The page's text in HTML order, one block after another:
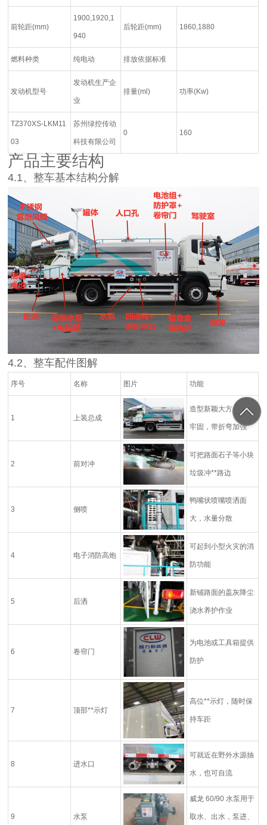
前轮距(mm)
1900,1920,1
940
后轮距(mm) 1860,1880
燃料种类 纯电动 排放依据标准
发动机型号
发动机生产企
业
排量(ml) 功率(Kw)
TZ370XS-LKM11
03
苏州绿控传动
科技有限公司
0 160
产品主要结构
4.1、整车基本结构分解
4.2、整车配件图解
序号 名称 图片 功能
1 上装总成
造型新颖大方，结构
牢固，带折弯加强
2 前对冲
可把路面石子等小块
垃圾冲**路边
3 侧喷
鸭嘴状喷嘴喷洒面
大，水量分散
4 电子消防高炮
可起到小型火灾的消
防功能
5 后洒
新铺路面的盖灰降尘
浇水养护作业
6 卷帘门
为电池或工具箱提供
防护
7 顶部**示灯
高位**示灯，随时保
持车距
8 进水口
可就近在野外水源抽
水，也可自流
9 水泵
威龙 60/90水泵用于
取水、出水，泵进、